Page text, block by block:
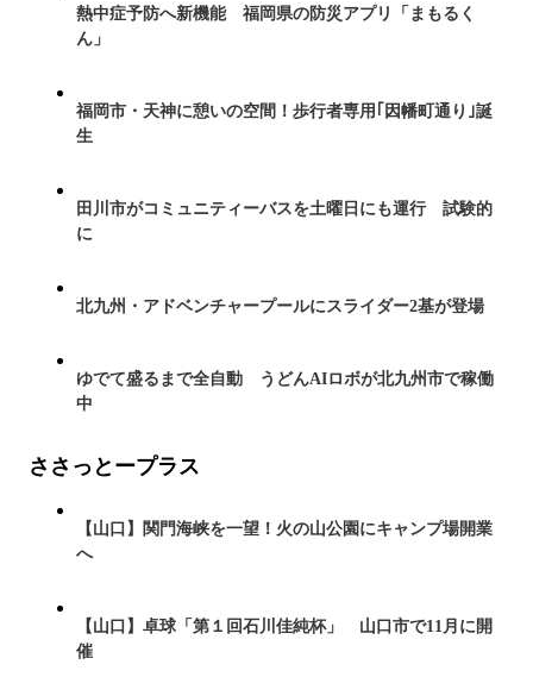
熱中症予防へ新機能 福岡県の防災アプリ「まもるく
ん」
福岡市・天神に憩いの空間！歩行者専用｢因幡町通り｣誕
生
田川市がコミュニティーバスを土曜日にも運行 試験的
に
北九州・アドベンチャープールにスライダー2基が登場
ゆでて盛るまで全自動 うどんAIロボが北九州市で稼働
中
ささっとープラス
【山口】関門海峡を一望！火の山公園にキャンプ場開業
へ
【山口】卓球「第１回石川佳純杯」 山口市で11月に開
催